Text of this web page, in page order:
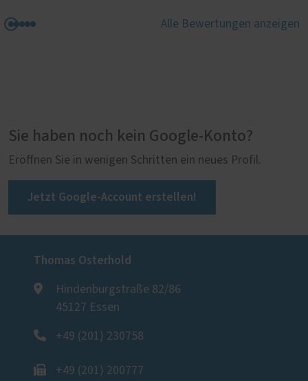
Alle Bewertungen anzeigen
Sie haben noch kein Google-Konto?
Eröffnen Sie in wenigen Schritten ein neues Profil.
Jetzt Google-Account erstellen!
Thomas Osterhold
Hindenburgstraße 82/86
45127 Essen
+49 (201) 230758
+49 (201) 200777